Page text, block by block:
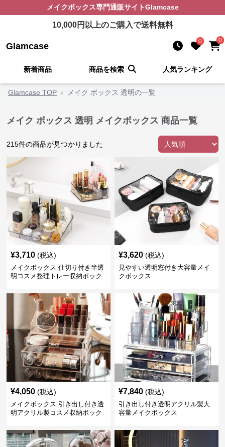
メイクボックス専門通販サイトGlamcase
10,000円以上のご購入で送料無料
Glamcase 0 0
新着商品 商品を検索 人気ランキング
Glamcase TOP › メイク ボックス 透明の一覧
メイク ボックス 透明 メイクボックス 商品一覧
215件の商品が見つかりました
¥3,710 (税込)
メイクボックス 仕切り付き半透
明コスメ整理トレー収納ボック
¥3,620 (税込)
見やすい透明窓付き大容量メイ
クボックス
¥4,050 (税込)
メイクボックス 引き出し付き透
明アクリル製コスメ収納ボック
¥7,840 (税込)
引き出し付き透明アクリル製大
容量メイクボックス